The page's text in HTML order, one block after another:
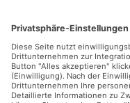
Zahlungsarten
Sicher Einkaufen
Ladengeschäft